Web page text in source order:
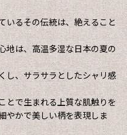
いるその伝統は、絶えること
地は、高温多湿な日本の夏の
し、サラサラとしたシャリ感
とで生まれる上質な肌触りを
やかで美しい柄を表現しま